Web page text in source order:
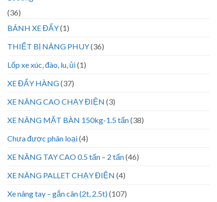
(36)
BÁNH XE ĐẨY(1)
THIẾT BỊ NÂNG PHUY(36)
Lốp xe xúc, đào, lu, ủi(1)
XE ĐẨY HÀNG(37)
XE NÂNG CAO CHẠY ĐIỆN (3)
XE NÂNG MẶT BÀN 150kg-1.5 tấn(38)
Chưa được phân loại(4)
XE NÂNG TAY CAO 0.5 tấn – 2 tấn(46)
XE NÂNG PALLET CHẠY ĐIỆN (4)
Xe nâng tay – gắn cân (2t, 2.5t)(107)